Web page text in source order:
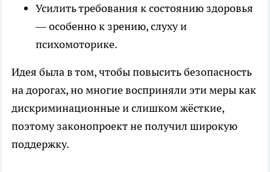
Усилить требования к состоянию здоровья
— особенно к зрению, слуху и
психомоторике.
Идея была в том, чтобы повысить безопасность
на дорогах, но многие восприняли эти меры как
дискриминационные и слишком жёсткие,
поэтому законопроект не получил широкую
поддержку.